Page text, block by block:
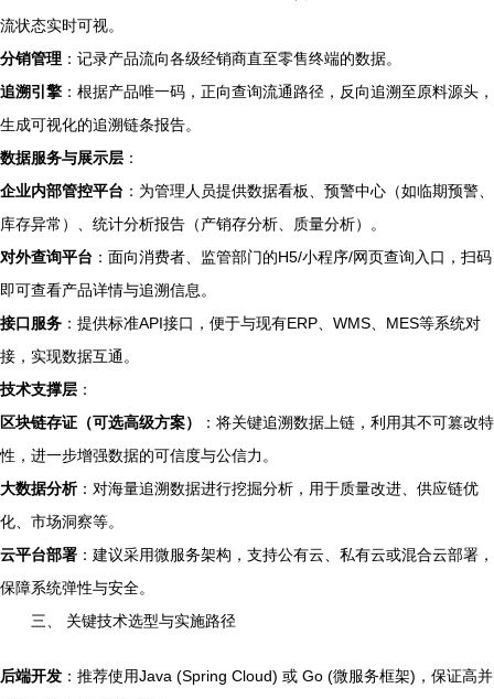
流状态实时可视。
分销管理 ：记录产品流向各级经销商直至零售终端的数据。
追溯引擎 ：根据产品唯一码，正向查询流通路径，反向追溯至原料源头，
生成可视化的追溯链条报告。
数据服务与展示层 ：
企业内部管控平台 ：为管理人员提供数据看板、预警中心（如临期预警、
库存异常）、统计分析报告（产销存分析、质量分析）。
对外查询平台 ：面向消费者、监管部门的H5/小程序/网页查询入口，扫码
即可查看产品详情与追溯信息。
接口服务 ：提供标准API接口，便于与现有ERP、WMS、MES等系统对
接，实现数据互通。
技术支撑层 ：
区块链存证（可选高级方案）
：将关键追溯数据上链，利用其不可篡改特
性，进一步增强数据的可信度与公信力。
大数据分析：对海量追溯数据进行挖掘分析，用于质量改进、供应链优
化、市场洞察等。
云平台部署 ：建议采用微服务架构，支持公有云、私有云或混合云部署，
保障系统弹性与安全。
三、 关键技术选型与实施路径
后端开发 ：推荐使用Java (Spring Cloud) 或 Go (微服务框架)，保证高并